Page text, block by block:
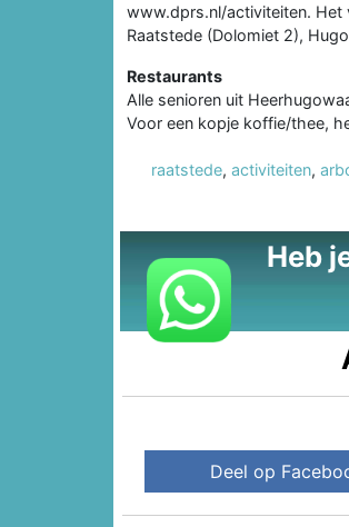
www.dprs.nl/activiteiten. Het
Raatstede (Dolomiet 2),
Restaurants
Alle senioren uit
Voor een kopje koffie/thee,
raatstede, activiteiten,
Heb
Deel op